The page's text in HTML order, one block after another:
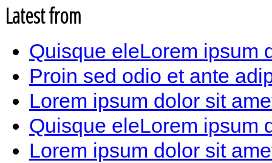
Latest from
Quisque eleLorem ipsum
Proin sed odio et ante
Lorem ipsum dolor sit
Quisque eleLorem ipsum
Lorem ipsum dolor sit